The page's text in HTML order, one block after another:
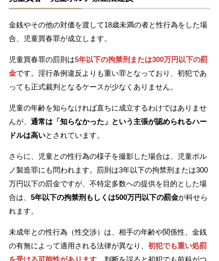
金銭やその他の対価を渡して18歳未満の者と性行為をした場
合、児童買春罪が成立します。
児童買春罪の罰則は5年以下の拘禁刑または300万円以下の罰
金です。淫行条例違反よりも重い罪となっており、初犯であ
っても正式裁判となるケースが少なくありません。
児童の年齢を知らなければ直ちに成立するわけではありませ
んが、 通常は「知らなかった」という主張が認められるハー
ドルは高いとされています。
さらに、児童との性行為の様子を撮影した場合は、児童ポル
ノ製造罪にも問われます。罰則は3年以下の拘禁刑または300
万円以下の罰金ですが、不特定多数への提供を目的とした場
合は、 5年以下の拘禁刑もしくは500万円以下の罰金が科せら
れます。
未成年との性行為（性交渉）は、相手の年齢や関係性、金銭
の有無によって適用される法律が異なり、 初犯でも重い処罰
を受ける可能性があります。判断を誤ると初犯でも前科がつ